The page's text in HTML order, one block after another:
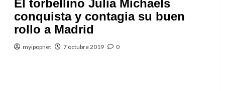
El torbellino Julia Michaels
conquista y contagia su buen
rollo a Madrid
myipopnet 7 octubre 2019 0